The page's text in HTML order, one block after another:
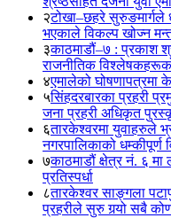
२टोखा–छहरे सुरुङमार्गले
भएकाले विकल्प खोज्न
३काठमाडौं–७ : प्रकाश
राजनीतिक
४एमालेको घोषणापत्रमा
५सिंहदरबारका प्रहरी
जना प्रहरी अधिकृत
६तारकेश्वरमा युवाहरुले
नगरपालिकाको धम्कीपूर्ण
७काठमाडौं क्षेत्र नं. ६
प्रतिस्पर्धा
८तारकेश्वर साङ्गला
प्रहरीले सुरु गर्‍यो सबै